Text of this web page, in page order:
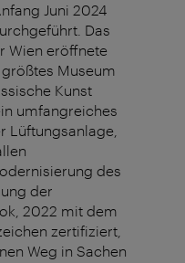
Juni 2024
Das
Wien eröffnete
Museum
Kunst
umfangreiches
Lüftungsanlage,
des
der
2022 mit dem
zertifiziert,
Weg in Sachen